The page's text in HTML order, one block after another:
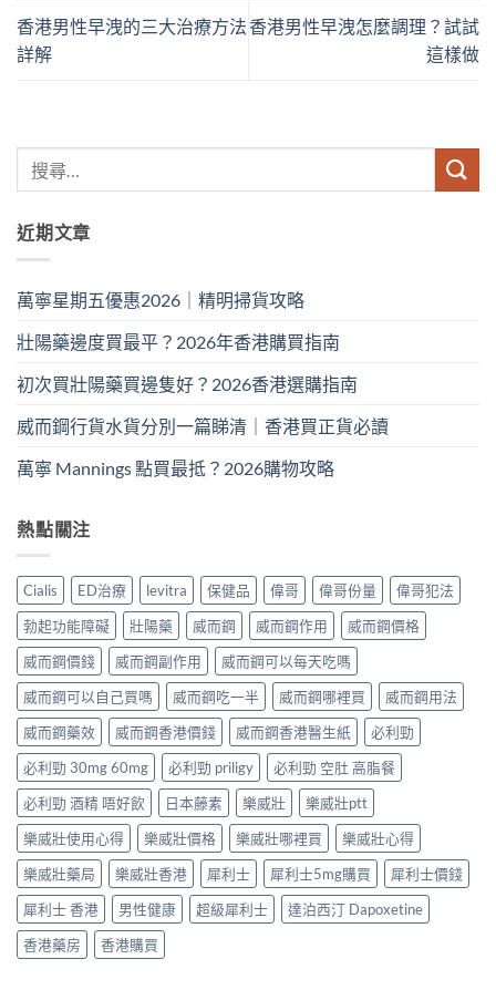
香港男性早洩的三大治療方法
詳解
香港男性早洩怎麼調理？試試
這樣做
近期文章
萬寧星期五優惠2026｜精明掃貨攻略
壯陽藥邊度買最平？2026年香港購買指南
初次買壯陽藥買邊隻好？2026香港選購指南
威而鋼行貨水貨分別一篇睇清｜香港買正貨必讀
萬寧 Mannings 點買最抵？2026購物攻略
熱點關注
Cialis ED治療 levitra 保健品 偉哥 偉哥份量
偉哥犯法
勃起功能障礙
壯陽藥 威而鋼 威而鋼作用
威而鋼價格
威而鋼價錢
威而鋼副作用
威而鋼可以每天吃嗎
威而鋼可以自己買嗎
威而鋼吃一半 威而鋼哪裡買
威而鋼用法
威而鋼藥效
威而鋼香港價錢 威而鋼香港醫生紙
必利勁
必利勁 30mg 60mg
必利勁 priligy
必利勁 空肚 高脂餐
必利勁 酒精 唔好飲
日本藤素 樂威壯
樂威壯ptt
樂威壯使用心得
樂威壯價格 樂威壯哪裡買
樂威壯心得
樂威壯藥局
樂威壯香港 犀利士 犀利士5mg購買
犀利士價錢
犀利士 香港
男性健康 超級犀利士
達泊西汀 Dapoxetine
香港藥房
香港購買